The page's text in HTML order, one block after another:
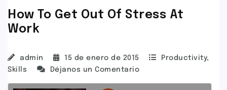
How To Get Out Of Stress At
Work
admin 15 de enero de 2015 Productivity,
Skills
Déjanos un Comentario